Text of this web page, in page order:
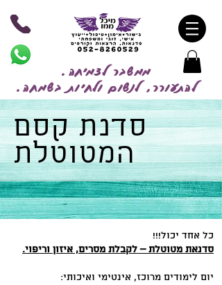
ממשבר לצמיחה.
להתעורר, לנשום ולחיות בשמחה.
סדנת קסם
המטוטלת
כל אחד יכול!!!
סדנאת מטוטלת – לקבלת מסרים, איזון וריפוי.
יום לימודים מרוכז, אינטימי ואיכותי: